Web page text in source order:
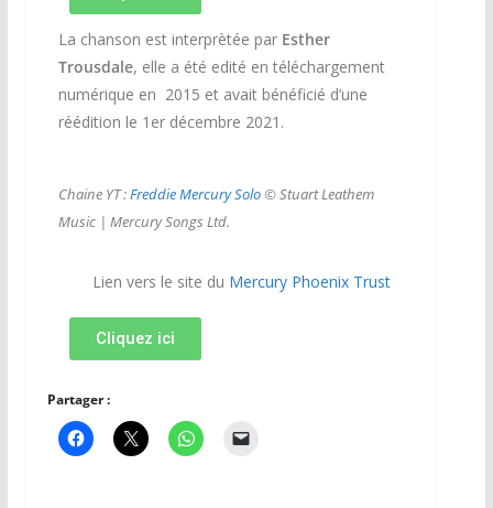
La chanson est interprètée par Esther
Trousdale, elle a été edité en téléchargement
numérique en 2015 et avait bénéficié d’une
réédition le 1er décembre 2021.
Chaine YT :Freddie Mercury Solo © Stuart Leathem
Music | Mercury Songs Ltd.
Lien vers le site du Mercury Phoenix Trust
Cliquez ici
Partager :